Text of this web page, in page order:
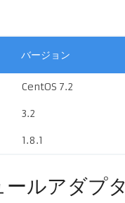
バージョン
CentOS 7.2
3.2
1.8.1
ルアダプタ